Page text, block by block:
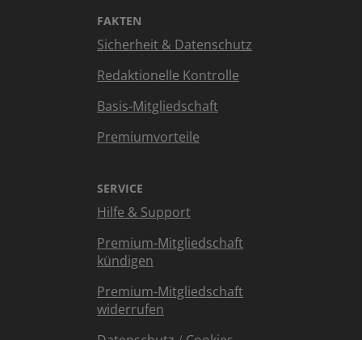
FAKTEN
Sicherheit & Datenschutz
Redaktionelle Kontrolle
Basis-Mitgliedschaft
Premiumvorteile
SERVICE
Hilfe & Support
Premium-Mitgliedschaft
kündigen
Premium-Mitgliedschaft
widerrufen